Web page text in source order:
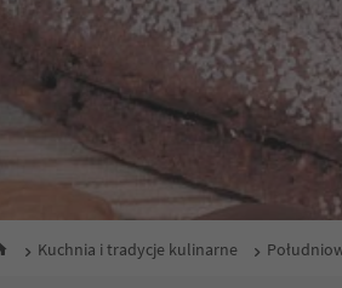
Kuchnia i tradycje kulinarne